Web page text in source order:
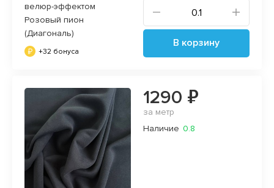
велюр-эффектом
Розовый пион
(Диагональ)
+32 бонуса
В корзину
1290 ₽
за метр
Наличие 0.8